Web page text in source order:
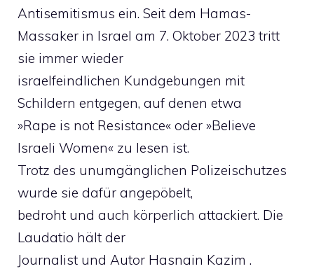
Antisemitismus ein. Seit dem Hamas-
Massaker in Israel am 7. Oktober 2023 tritt
sie immer wieder
israelfeindlichen Kundgebungen mit
Schildern entgegen, auf denen etwa
»Rape is not Resistance« oder »Believe
Israeli Women« zu lesen ist.
Trotz des unumgänglichen Polizeischutzes
wurde sie dafür angepöbelt,
bedroht und auch körperlich attackiert. Die
Laudatio hält der
Journalist und Autor Hasnain Kazim .